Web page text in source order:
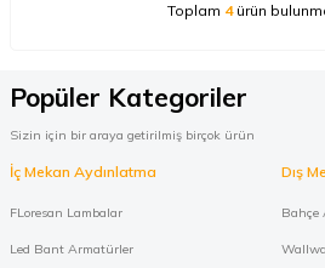
Toplam 4ürün
Popüler Kategoriler
Sizin için bir araya getirilmiş birçok ürün
İç Mekan Aydınlatma
FLoresan Lambalar
Led Bant Armatürler
Dış
Bahçe